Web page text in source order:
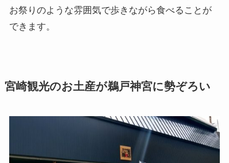
お祭りのような雰囲気で歩きながら食べることが
できます。
宮崎観光のお土産が鵜戸神宮に勢ぞろい